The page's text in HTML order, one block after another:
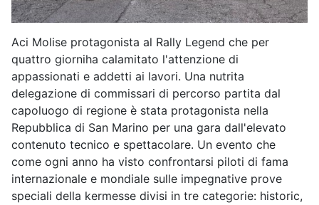
Aci Molise protagonista al Rally Legend che per
quattro giorniha calamitato l'attenzione di
appassionati e addetti ai lavori. Una nutrita
delegazione di commissari di percorso partita dal
capoluogo di regione è stata protagonista nella
Repubblica di San Marino per una gara dall'elevato
contenuto tecnico e spettacolare. Un evento che
come ogni anno ha visto confrontarsi piloti di fama
internazionale e mondiale sulle impegnative prove
speciali della kermesse divisi in tre categorie: historic,